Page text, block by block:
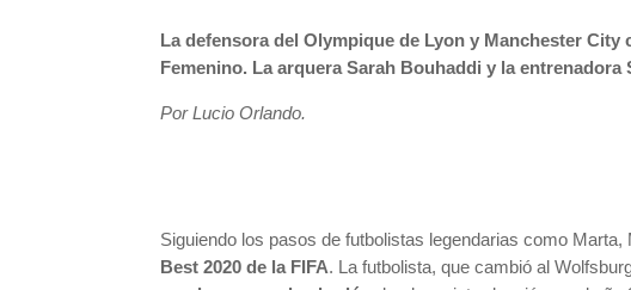
La defensora del Olympique de Lyon y Manchester
Femenino. La arquera Sarah Bouhaddi y la
Por Lucio Orlando.
Siguiendo los pasos de futbolistas legendarias como
Best 2020 de la FIFA. La futbolista, que cambió al